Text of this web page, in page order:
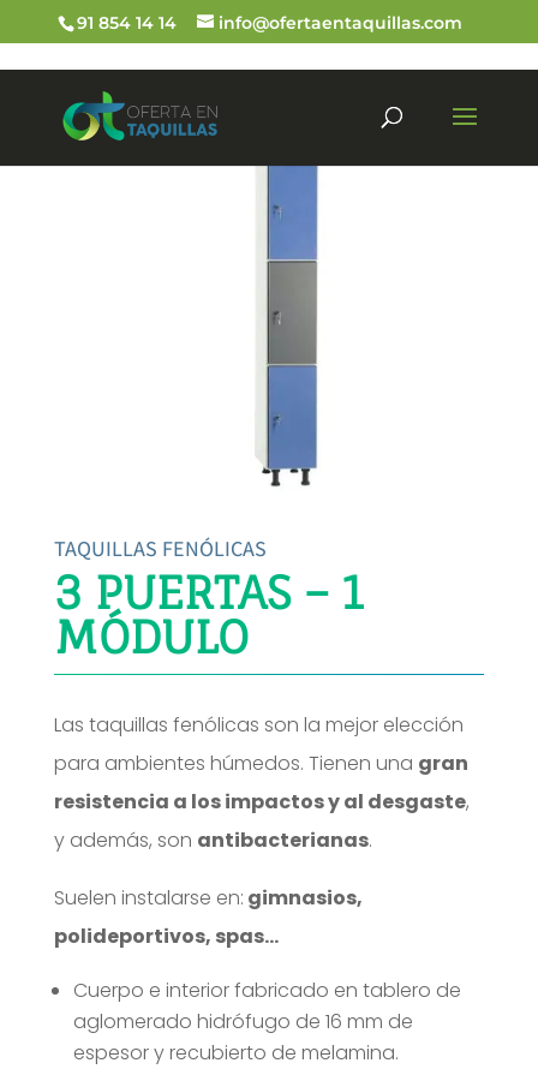
91 854 14 14 info@ofertaentaquillas.com
TAQUILLAS FENÓLICAS
3 PUERTAS – 1
MÓDULO
Las taquillas fenólicas son la mejor elección
para ambientes húmedos. Tienen una gran
resistencia a los impactos y al desgaste,
y además, son antibacterianas.
Suelen instalarse en: gimnasios,
polideportivos, spas…
Cuerpo e interior fabricado en tablero de
aglomerado hidrófugo de 16 mm de
espesor y recubierto de melamina.